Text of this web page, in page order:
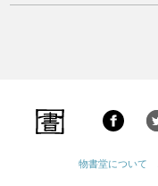
物書堂について